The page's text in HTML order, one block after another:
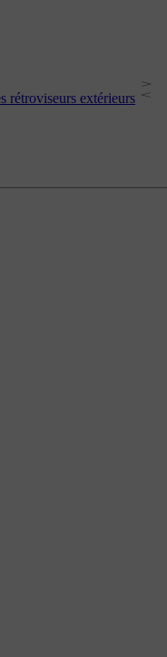
rétroviseurs extérieurs